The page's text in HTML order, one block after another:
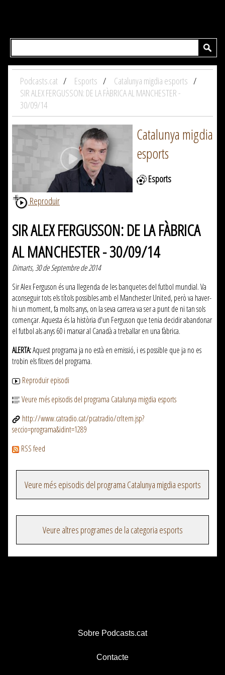
Podcasts.cat Esports
Catalunya migdia esports
SIR ALEX FERGUSSON: DE LA FÀBRICA AL MANCHESTER -
30/09/14
Catalunya migdia
esports
Esports
Reproduir
SIR ALEX FERGUSSON: DE LA FÀBRICA
AL MANCHESTER - 30/09/14
Dimarts, 30 de Septembre de 2014
Sir Alex Ferguson és una llegenda de les banquetes del futbol mundial. Va
aconseguir tots els títols possibles amb el Manchester United, però va haver-
hi un moment, fa molts anys, on la seva carrera va ser a punt de ni tan sols
començar. Aquesta és la història d'un Ferguson que tenia decidir abandonar
el futbol als anys 60 i marxar al Canadà a treballar en una fàbrica.
ALERTA:Aquest programa ja no està en emissió, i es possible que ja no es
trobin els fitxers del programa.
Reproduir episodi
Veure més episodis del programa Catalunya migdia esports
http://www.catradio.cat/pcatradio/crItem.jsp?
seccio=programa&idint=1289
RSS feed
Veure més episodis del programa Catalunya migdia esports
Veure altres programes de la categoria esports
Sobre Podcasts.cat
Contacte